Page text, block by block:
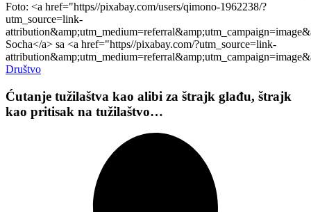
Foto: <a href="https//pixabay.com/users/qimono-1962238/?
utm_source=link-
Socha</a> sa <a href="https//pixabay.com/?utm_source=link-
Društvo
Ćutanje tužilaštva kao alibi za štrajk glađu, štrajk
kao pritisak na tužilaštvo…